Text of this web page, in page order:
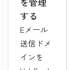
する
Eメール
送信ドメ
インを